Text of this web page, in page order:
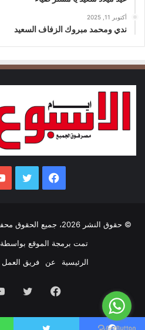
أكتوبر 11, 2025
ندي ومحمد مبروك الزفاف السعيد
فيسبوك تويتر
© حقوق النشر 2026، جميع الحقوق محفوظة |
تمت برمجة الموقع بواسطة
الرئيسية
عن فريق العمل
فيسبوك تويتر